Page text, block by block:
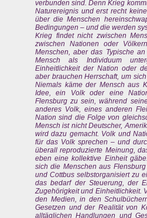
verbunden sind. Denn Krieg
Naturereignis und erst recht
über die Menschen
Bedingungen – und die werden
Krieg findet nicht zwischen
zwischen Nationen oder
Menschen, aber das Typische
Mensch als Individuum
Einheitlichkeit der Nation oder
aber brauchen Herrschaft, um
Niemals käme der Mensch aus
Idee, ein Volk oder eine
Flensburg zu sein, während
anderes Volk, eines anderen
Nation sind die Folge von
Mensch ist nicht Deutscher,
wird dazu gemacht. Volk und
für das Volk sprechen – und
überall reproduzierte Meinung,
eben eine kollektive Einheit
sich die Menschen aus
und Cottbus selbstorganisiert zu
das bedarf der Steuerung, der
Zugehörigkeit und Einheitlichkeit.
den Medien, in den
Gesetzen und der Realität von
alltäglichen Handlungen und